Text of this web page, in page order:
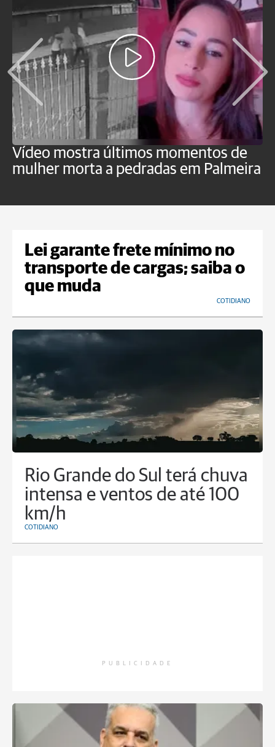
Vídeo mostra últimos momentos de
mulher morta a pedradas em Palmeira
Lei garante frete mínimo no
transporte de cargas; saiba o
que muda
COTIDIANO
Rio Grande do Sul terá chuva
intensa e ventos de até 100
km/h
COTIDIANO
PUBLICIDADE